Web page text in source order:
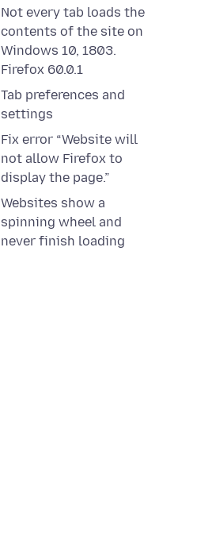
Not every tab loads the
contents of the site on
Windows 10, 1803.
Firefox 60.0.1
Tab preferences and
settings
Fix error “Website will
not allow Firefox to
display the page.”
Websites show a
spinning wheel and
never finish loading